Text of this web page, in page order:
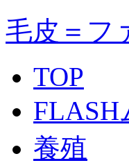
毛皮＝フ
TOP
FLASH
養殖